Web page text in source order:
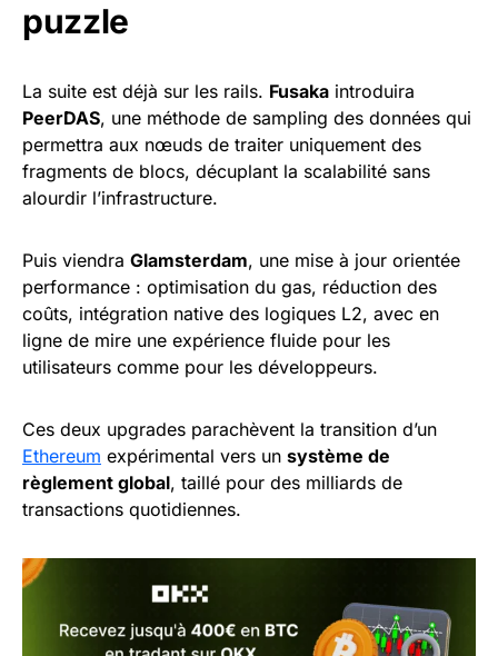
puzzle
La suite est déjà sur les rails. Fusaka introduira
PeerDAS, une méthode de sampling des données qui
permettra aux nœuds de traiter uniquement des
fragments de blocs, décuplant la scalabilité sans
alourdir l’infrastructure.
Puis viendra Glamsterdam, une mise à jour orientée
performance : optimisation du gas, réduction des
coûts, intégration native des logiques L2, avec en
ligne de mire une expérience fluide pour les
utilisateurs comme pour les développeurs.
Ces deux upgrades parachèvent la transition d’un
Ethereum expérimental vers un système de
règlement global, taillé pour des milliards de
transactions quotidiennes.